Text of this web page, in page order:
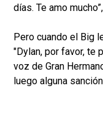
días. Te amo
Pero cuando el Big
"Dylan, por favor, te
voz de Gran
luego alguna